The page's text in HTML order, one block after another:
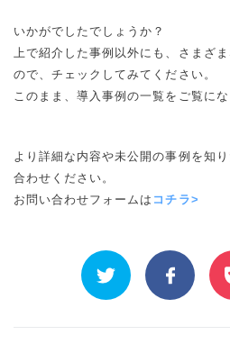
いかがでしたでしょうか？
上で紹介した事例以外にも、さまざ
ので、チェックしてみてください。
このまま、導入事例の一覧をご覧に
より詳細な内容や未公開の事例を知
合わせください。
お問い合わせフォームは コチラ>